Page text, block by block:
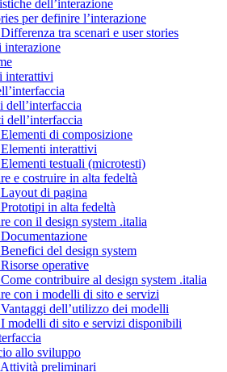
dell’interazione
per definire l’interazione
tra scenari e user stories
interazione
interattivi
dell’interfaccia
dell’interfaccia
di composizione
interattivi
testuali (microtesti)
e costruire in alta fedeltà
di pagina
in alta fedeltà
con il design system .italia
del design system
operative
contribuire al design system .italia
con i modelli di sito e servizi
dell’utilizzo dei modelli
modelli di sito e servizi disponibili
allo sviluppo
preliminari